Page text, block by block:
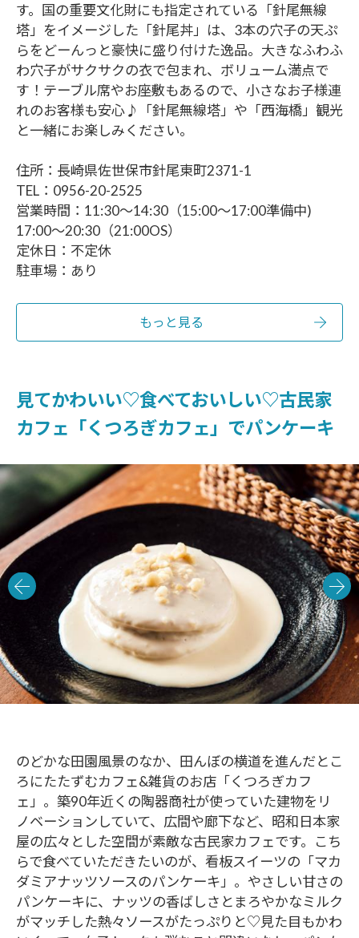
す。国の重要文化財にも指定されている「針尾無線
塔」をイメージした「針尾丼」は、3本の穴子の天ぷ
らをどーんっと豪快に盛り付けた逸品。大きなふわふ
わ穴子がサクサクの衣で包まれ、ボリューム満点で
す！テーブル席やお座敷もあるので、小さなお子様連
れのお客様も安心♪「針尾無線塔」や「西海橋」観光
と一緒にお楽しみください。
住所：長崎県佐世保市針尾東町2371-1
TEL：0956-20-2525
営業時間：11:30～14:30（15:00～17:00準備中)
17:00～20:30（21:00OS）
定休日：不定休
駐車場：あり
もっと見る
見てかわいい♡食べておいしい♡古民家
カフェ「くつろぎカフェ」でパンケーキ
のどかな田園風景のなか、田んぼの横道を進んだとこ
ろにたたずむカフェ&雑貨のお店「くつろぎカフ
ェ」。築90年近くの陶器商社が使っていた建物をリ
ノベーションしていて、広間や廊下など、昭和日本家
屋の広々とした空間が素敵な古民家カフェです。こち
らで食べていただきたいのが、看板スイーツの「マカ
ダミアナッツソースのパンケーキ」。やさしい甘さの
パンケーキに、ナッツの香ばしさとまろやかなミルク
がマッチした熱々ソースがたっぷりと♡見た目もかわ